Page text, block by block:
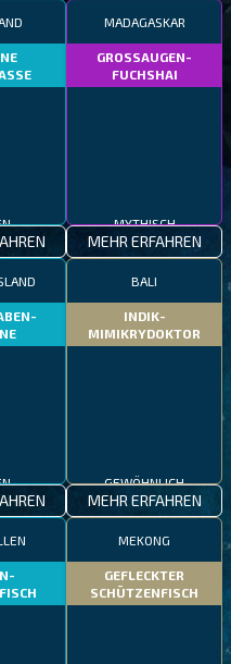
MADAGASKAR
GROSSAUGEN-
FUCHSHAI
MYTHISCH
MEHR ERFAHREN
BALI
INDIK-
MIMIKRYDOKTOR
GEWÖHNLICH
MEHR ERFAHREN
MEKONG
GEFLECKTER
SCHÜTZENFISCH